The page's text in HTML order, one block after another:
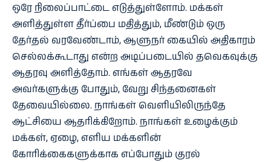
ஒரே நிலைப்பாட்டை எடுத்துள்ளோம். மக்கள்
அளித்துள்ள தீர்ப்பை மதித்தும், மீண்டும் ஒரு
தேர்தல் வரவேண்டாம், ஆளுநர் கையில் அதிகாரம்
செல்லக்கூடாது என்ற அடிப்படையில் தவெகவுக்கு
ஆதரவு அளித்தோம். எங்கள் ஆதரவே
அவர்களுக்கு போதும், வேறு சிந்தனைகள்
தேவையில்லை. நாங்கள் வெளியிலிருந்தே
ஆட்சியை ஆதரிக்கிறோம். நாங்கள் உழைக்கும்
மக்கள், ஏழை, எளிய மக்களின்
கோரிக்கைகளுக்காக எப்போதும் குரல்